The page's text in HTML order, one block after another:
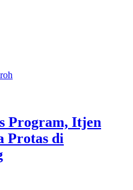
Program, Itjen
Protas di